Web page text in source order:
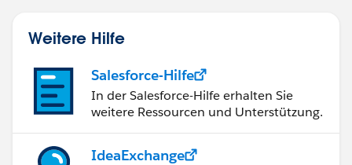
Weitere Hilfe
Salesforce-Hilfe
In der Salesforce-Hilfe erhalten Sie
weitere Ressourcen und Unterstützung.
IdeaExchange